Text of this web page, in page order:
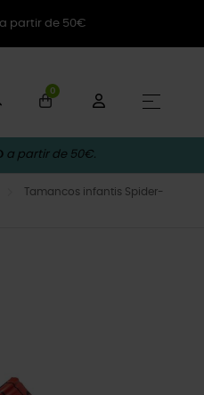
a partir de 50€
0
☰
a partir de 50€.
Tamancos infantis Spider-